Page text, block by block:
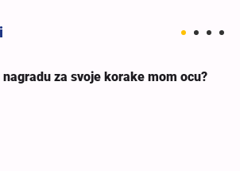
za svoje korake mom ocu?